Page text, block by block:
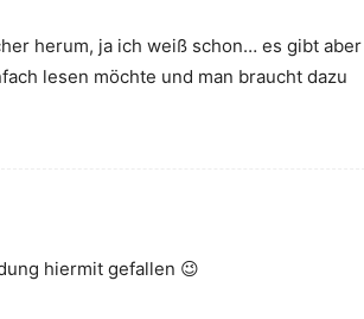
herum, ja ich weiß schon… es gibt aber
lesen möchte und man braucht dazu
hiermit gefallen 😉